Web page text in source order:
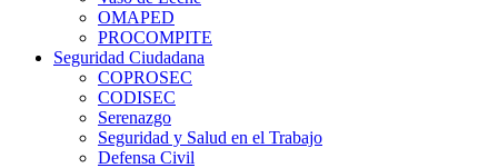
OMAPED
PROCOMPITE
Seguridad Ciudadana
COPROSEC
CODISEC
Serenazgo
Seguridad y Salud en el Trabajo
Defensa Civil